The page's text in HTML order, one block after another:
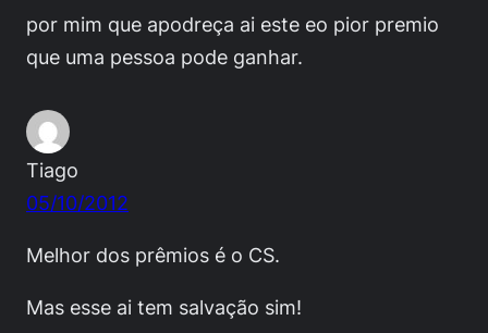
por mim que apodreça ai este eo pior premio
que uma pessoa pode ganhar.
Tiago
05/10/2012
Melhor dos prêmios é o CS.
Mas esse ai tem salvação sim!